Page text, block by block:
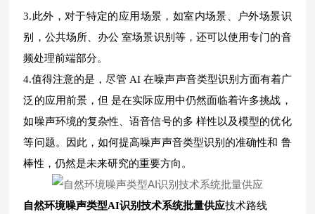
3.此外，对于特定的应用场景，如室内场景、户外场景识
别，公共场所、办公 室场景识别等，还可以使用专门的音
频处理前端部分。
4.值得注意的是，尽管 AI 在噪声声音类型识别方面有着广
泛的应用前景，但 是在实际应用中仍然面临着许多挑战，
如噪声环境的复杂性、语音信号的多 样性以及模型的优化
等问题。因此，如何提高噪声声音类型识别的准确性和 鲁
棒性，仍然是未来研究的重要方向。
自然环境噪声类型AI识别技术系统批量供应技术路线